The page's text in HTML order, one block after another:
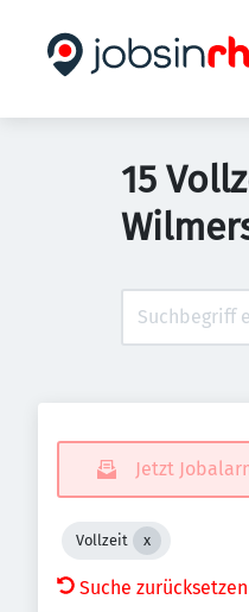
15
Jetzt
Vollzeit
Suche zurücksetzen